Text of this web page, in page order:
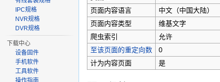
页面内容语言
中文（中国大陆）‎
页面内容类型
维基文字
爬虫索引
允许
至该页面的重定向数
0
计为内容页面
是
IPC规格
NVR规格
DVR规格
下载中心
设备固件
手机软件
工具软件
操作指南